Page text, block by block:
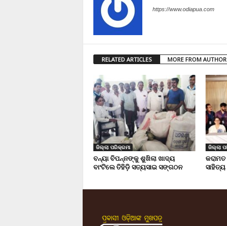
https://www.odiapua.com
RELATED ARTICLES MORE FROM AUTHOR
ଜିଲ୍ଲା ପରିକ୍ରମା
ବନ୍ୟା ବିପନ୍ନଙ୍କୁ ଶୁଖିଲା ଖାଦ୍ୟ
ବାଂଟିଲେ ତିହିଡି଼ ସତ୍ୟସାଇ ସଙ୍ଗଠନ
ଜିଲ୍ଲା
ସାହିତ୍ୟ